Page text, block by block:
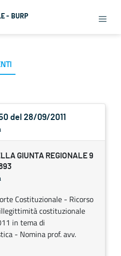
- BURP
del 28/09/2011
GIUNTA REGIONALE 9
Costituzionale - Ricorso
costituzionale
in tema di
- Nomina prof. avv.